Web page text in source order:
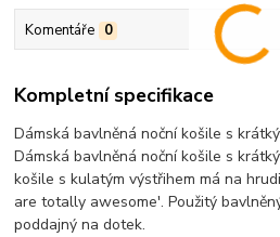
Komentáře 0
Kompletní specifikace
Dámská bavlněná noční košile s
Dámská bavlněná noční košile s
košile s kulatým výstřihem má na
are totally awesome'. Použitý
poddajný na dotek.